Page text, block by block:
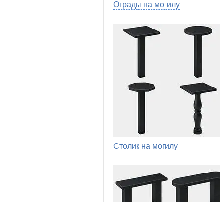
Ограды на могилу
Столик на могилу